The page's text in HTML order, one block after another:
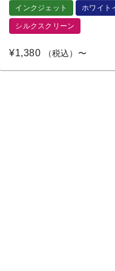
インクジェット ホワイト
シルクスクリーン
¥1,380 （税込）〜